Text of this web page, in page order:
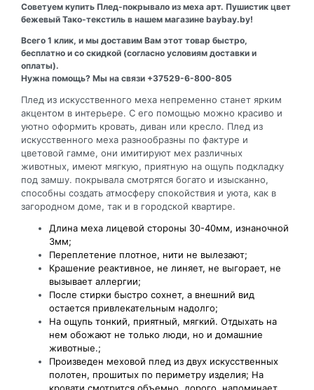
Советуем купить Плед-покрывало из меха арт. Пушистик цвет
бежевый Тако-текстиль в нашем магазине baybay.by!
Всего 1 клик, и мы доставим Вам этот товар быстро,
бесплатно и со скидкой (согласно условиям доставки и
оплаты).
Нужна помощь? Мы на связи +37529-6-800-805
Плед из искусственного меха непременно станет ярким
акцентом в интерьере. С его помощью можно красиво и
уютно оформить кровать, диван или кресло. Плед из
искусственного меха разнообразны по фактуре и
цветовой гамме, они имитируют мех различных
животных, имеют мягкую, приятную на ощупь подкладку
под замшу. покрывала смотрятся богато и изысканно,
способны создать атмосферу спокойствия и уюта, как в
загородном доме, так и в городской квартире.
Длина меха лицевой стороны 30-40мм, изнаночной
3мм;
Переплетение плотное, нити не вылезают;
Крашение реактивное, не линяет, не выгорает, не
вызывает аллергии;
После стирки быстро сохнет, а внешний вид
остается привлекательным надолго;
На ощупь тонкий, приятный, мягкий. Отдыхать на
нем обожают не только люди, но и домашние
животные.;
Произведен меховой плед из двух искусственных
полотен, прошитых по периметру изделия; На